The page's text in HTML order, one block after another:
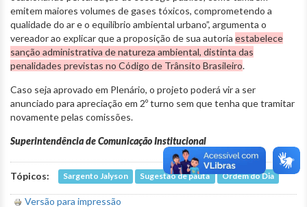
emitem maiores volumes de gases tóxicos, comprometendo a
qualidade do ar e o equilíbrio ambiental urbano”, argumenta o
vereador ao explicar que a proposição de sua autoria estabelece
sanção administrativa de natureza ambiental, distinta das
penalidades previstas no Código de Trânsito Brasileiro.
Caso seja aprovado em Plenário, o projeto poderá vir a ser
anunciado para apreciação em 2º turno sem que tenha que tramitar
novamente pelas comissões.
Superintendência de Comunicação Institucional
Tópicos: Sargento Jalyson Sugestão de pauta Ordem do Dia
Versão para impressão